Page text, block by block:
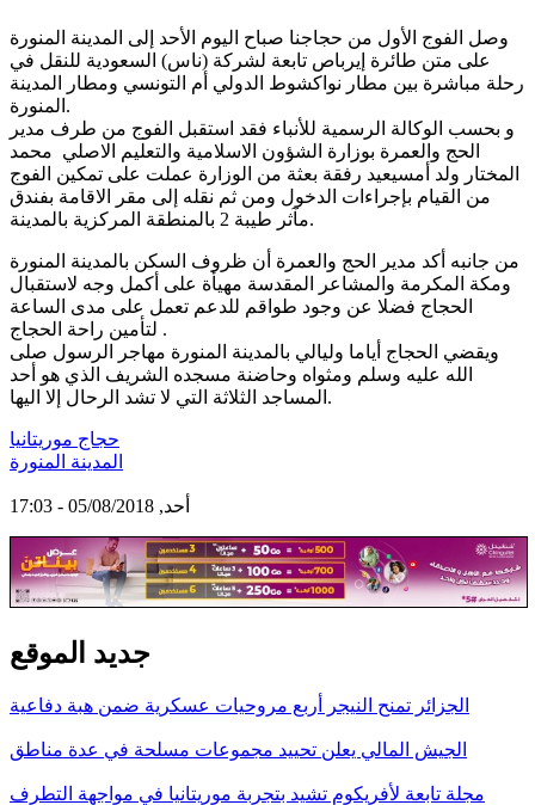
وصل الفوج الأول من حجاجنا صباح اليوم الأحد إلى المدينة المنورة
على متن طائرة إيرباص تابعة لشركة (ناس) السعودية للنقل في
رحلة مباشرة بين مطار نواكشوط الدولي أم التونسي ومطار المدينة
المنورة.
و بحسب الوكالة الرسمية للأنباء فقد استقبل الفوج من طرف مدير
الحج والعمرة بوزارة الشؤون الاسلامية والتعليم الاصلي محمد
المختار ولد أمسيعيد رفقة بعثة من الوزارة عملت على تمكين الفوج
من القيام بإجراءات الدخول ومن ثم نقله إلى مقر الاقامة بفندق
مآثر طيبة 2 بالمنطقة المركزية بالمدينة.
من جانبه أكد مدير الحج والعمرة أن ظروف السكن بالمدينة المنورة
ومكة المكرمة والمشاعر المقدسة مهيأة على أكمل وجه لاستقبال
الحجاج فضلا عن وجود طواقم للدعم تعمل على مدى الساعة
لتأمين راحة الحجاج .
ويقضي الحجاج أياما وليالي بالمدينة المنورة مهاجر الرسول صلى
الله عليه وسلم ومثواه وحاضنة مسجده الشريف الذي هو أحد
المساجد الثلاثة التي لا تشد الرحال إلا اليها.
حجاج موريتانيا
المدينة المنورة
أحد, 05/08/2018 - 17:03
جديد الموقع
الجزائر تمنح النيجر أربع مروحيات عسكرية ضمن هبة دفاعية
الجيش المالي يعلن تحييد مجموعات مسلحة في عدة مناطق
مجلة تابعة لأفريكوم تشيد بتجربة موريتانيا في مواجهة التطرف